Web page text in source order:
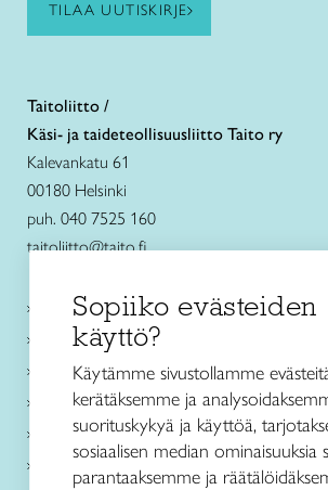
TILAA UUTISKIRJE
Taitoliitto /
Käsi- ja taideteollisuusliitto Taito ry
Kalevankatu 61
00180 Helsinki
puh. 040 7525 160
taitoliitto@taito.fi
Käsityökurssit ja koulutus
Ajankohtaista
Käsityöohjeet
Me olemme Taito
Paikallinen toiminta
Verkkokaupat
Sopiiko evästeiden
käyttö?
Käytämme sivustollamme
kerätäksemme ja
suorituskykyä ja käyttöä,
sosiaalisen median ominaisuuksia
parantaaksemme ja